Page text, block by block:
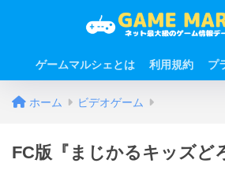
ゲームマルシェとは 利用規約 プ
ホーム ビデオゲーム
FC版『まじかるキッズど